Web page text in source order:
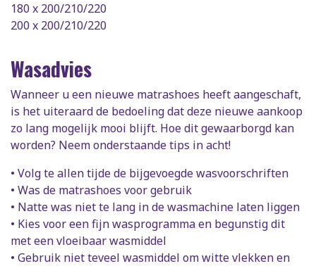
180 x 200/210/220
200 x 200/210/220
Wasadvies
Wanneer u een nieuwe matrashoes heeft aangeschaft,
is het uiteraard de bedoeling dat deze nieuwe aankoop
zo lang mogelijk mooi blijft. Hoe dit gewaarborgd kan
worden? Neem onderstaande tips in acht!
• Volg te allen tijde de bijgevoegde wasvoorschriften
• Was de matrashoes voor gebruik
• Natte was niet te lang in de wasmachine laten liggen
• Kies voor een fijn wasprogramma en begunstig dit
met een vloeibaar wasmiddel
• Gebruik niet teveel wasmiddel om witte vlekken en